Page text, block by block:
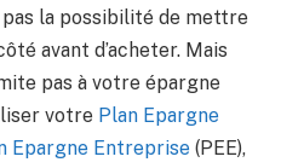
pas la possibilité de mettre
avant d’acheter. Mais
pas à votre épargne
votre Plan Epargne
Epargne Entreprise (PEE),